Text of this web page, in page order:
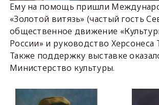
Ему на помощь пришли
«Золотой витязь» (частый гость
общественное движение
России» и руководство Херсонеса
Также поддержку выставке
Министерство культуры.